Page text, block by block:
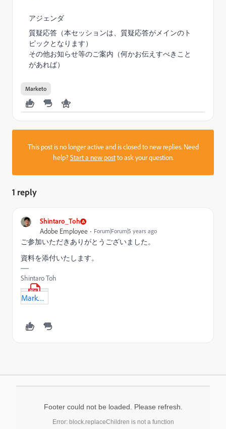
アジェンダ
質疑応答（本セッションは、質疑応答がメインのト
ピックとなります）
その他お知らせ等のご案内（何かお伝えすべきこと
があれば）
Marketo
This post is no longer active and is closed to new replies. Need
help?Start a new postto ask your question.
1 reply
Shintaro_Toh
Adobe Employee Forum|Forum|5 years ago
ご参加いただきありがとうございました。
資料を添付いたします。
Shintaro Toh
Marketoコンサルタントオフィスアワー_-2021-07-20.pdf
Footer could not be loaded. Please refresh.
Error: block.replaceChildren is not a function